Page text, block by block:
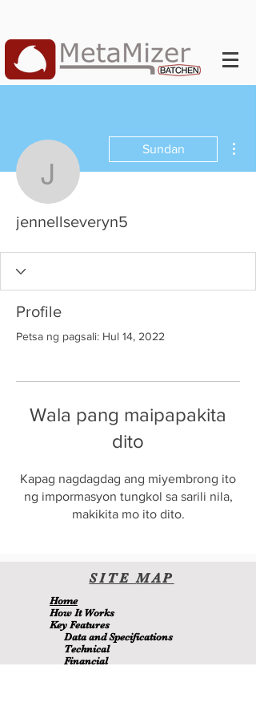
jennellseveryn5
Sundan
jennellseveryn5
Profile
Petsa ng pagsali: Hul 14, 2022
Wala pang maipapakita
dito
Kapag nagdagdag ang miyembrong ito
ng impormasyon tungkol sa sarili nila,
makikita mo ito dito.
SITEMAP
Home
How It Works
Key Features
Data and Specifications
Technical
Financial